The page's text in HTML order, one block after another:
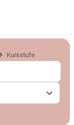
Kursstufe